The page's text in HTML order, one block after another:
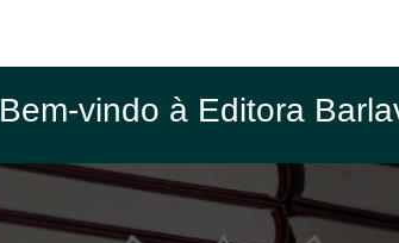
Bem-vindo à Editora